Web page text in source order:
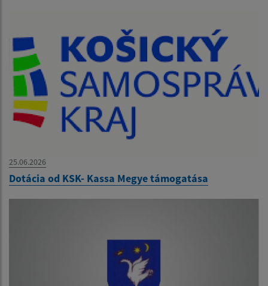
25.06.2026
Dotácia od KSK- Kassa Megye támogatása